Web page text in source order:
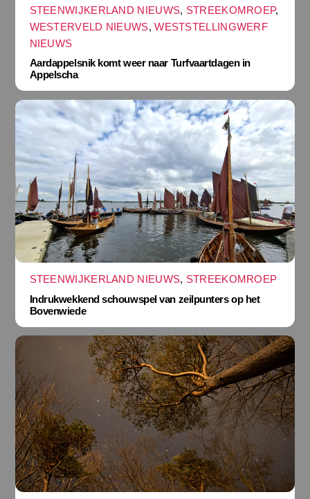
STEENWIJKERLAND NIEUWS, STREEKOMROEP,
WESTERVELD NIEUWS,WESTSTELLINGWERF
NIEUWS
Aardappelsnik komt weer naar Turfvaartdagen in
Appelscha
STEENWIJKERLAND NIEUWS, STREEKOMROEP
Indrukwekkend schouwspel van zeilpunters op het
Bovenwiede